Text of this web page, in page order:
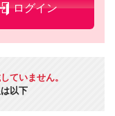
ログイン
ていません。
以下